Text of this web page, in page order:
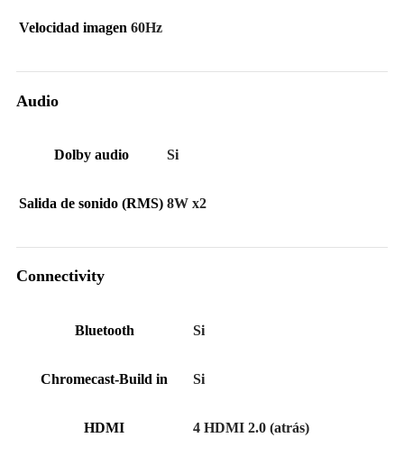
Velocidad imagen 60Hz
Audio
Dolby audio Si
Salida de sonido (RMS) 8W x2
Connectivity
Bluetooth Si
Chromecast-Build in Si
HDMI 4 HDMI 2.0 (atrás)